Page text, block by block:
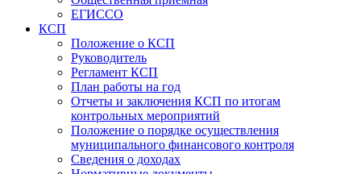
ЕГИССО
КСП
Положение о КСП
Руководитель
Регламент КСП
План работы на год
Отчеты и заключения КСП по итогам
контрольных мероприятий
Положение о порядке осуществления
муниципального финансового контроля
Сведения о доходах